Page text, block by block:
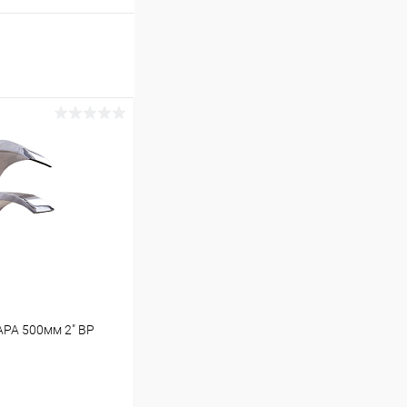
500мм 2" ВР